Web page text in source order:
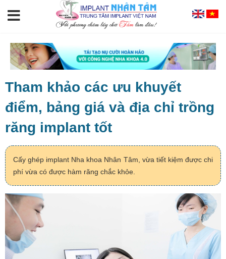
Tham khảo các ưu khuyết
điểm, bảng giá và địa chỉ trồng
răng implant tốt
Cấy ghép implant Nha khoa Nhân Tâm, vừa tiết kiệm được chi
phí vừa có được hàm răng chắc khỏe.